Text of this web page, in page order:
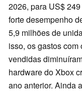
2026, para US$
forte desempenho
5,9 milhões de
isso, os gastos
vendidas
hardware do Xbox
ano anterior. Ainda